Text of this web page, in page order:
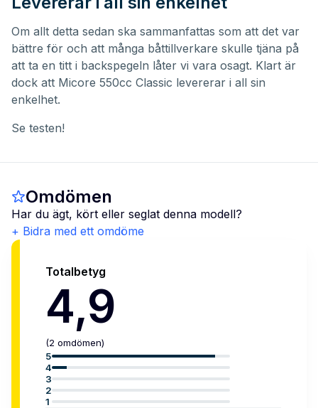
Om allt detta sedan ska sammanfattas som att det var
bättre för och att många båttillverkare skulle tjäna på
att ta en titt i backspegeln låter vi vara osagt. Klart är
dock att Micore 550cc Classic levererar i all sin
enkelhet.
Se testen!
Omdömen
Har du ägt, kört eller seglat denna modell?
+ Bidra med ett omdöme
Totalbetyg
4,9
(2 omdömen)
5
4
3
2
1